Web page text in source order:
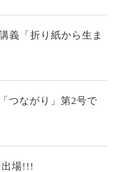
義「折り紙から生ま
つながり」第2号で
出場!!!